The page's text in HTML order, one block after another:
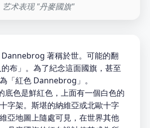
艺术表现 "丹麥國旗"
著稱於世。可能的翻
布」。為了紀念這面國旗，甚至
「紅色 Dannebrog」。
色是鮮紅色，上面有一個白色的
字架。斯堪的納維亞或北歐十字
亞地圖上隨處可見，在世界其他